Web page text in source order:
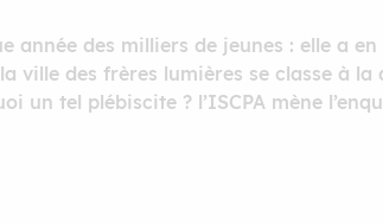
année des milliers de jeunes : elle a
ville des frères lumières se classe à
un tel plébiscite ? l’ISCPA mène